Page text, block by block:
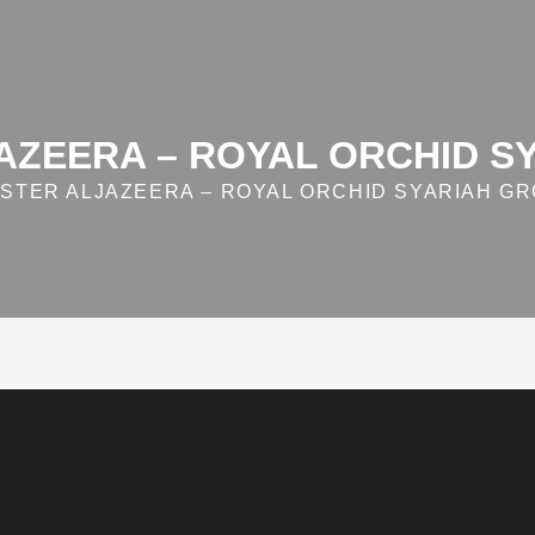
– ROYAL ORCHID
ALJAZEERA – ROYAL ORCHID SYARIAH